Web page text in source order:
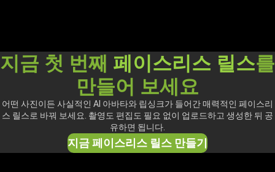
지금 첫 번째 페이스리스 릴스를
만들어 보세요
어떤 사진이든 사실적인 AI 아바타와 립싱크가 들어간 매력적인 페이스리
스 릴스로 바꿔 보세요. 촬영도 편집도 필요 없이 업로드하고 생성한 뒤 공
유하면 됩니다.
지금 페이스리스 릴스 만들기